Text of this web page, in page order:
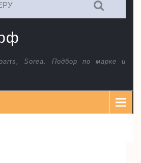
Sorea. Подбор по марке и